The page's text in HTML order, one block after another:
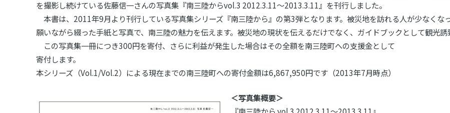
を撮影し続けている佐藤信一さんの写真集『南三陸からvol.3 2012.3.11～2013.3.11』を刊行しました。
本書は、2011年9月より刊行している写真集シリーズ『南三陸から』の第3弾となります。被災地を訪れる人が少なくな
願いながら綴った手紙と写真で、南三陸の魅力を伝えます。被災地の現状を伝えるだけでなく、ガイドブックとして観光誘
この写真集一冊につき300円を寄付、さらに利益が発生した場合はその全額を南三陸町への支援金として
寄付します。
本シリーズ（Vol.1/Vol.2）による現在までの南三陸町への寄付金額は6,867,950円です（2013年7月時点）
＜写真集概要＞